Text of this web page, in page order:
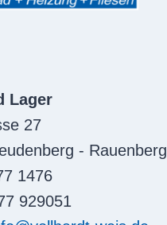
Lager
27
- Rauenberg
1476
929051